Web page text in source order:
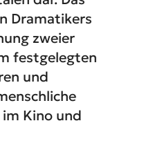
Dramatikers
zweier
festgelegten
und
Kino und